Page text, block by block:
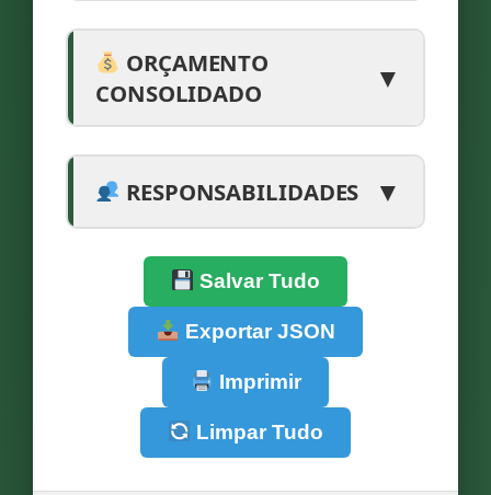
ORÇAMENTO
CONSOLIDADO
▼
RESPONSABILIDADES ▼
Salvar Tudo
Exportar JSON
Imprimir
Limpar Tudo